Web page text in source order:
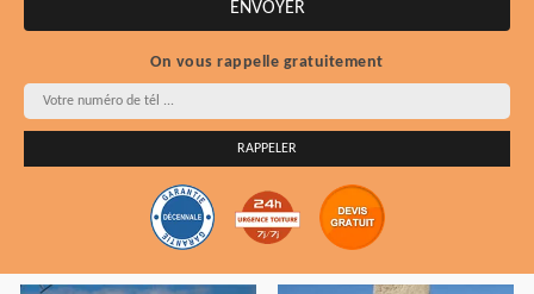
On vous rappelle gratuitement